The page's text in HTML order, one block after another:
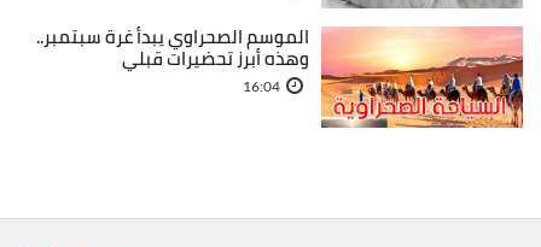
الموسم الصحراوي يبدأ غرة سبتمبر..
وهذه أبرز تحضيرات قبلي
16:04